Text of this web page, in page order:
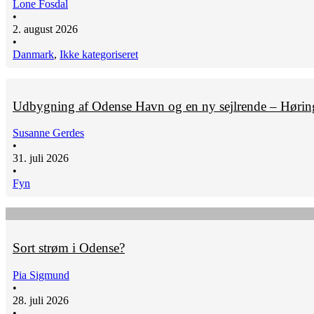
Lone Fosdal
•
2. august 2026
•
Danmark, Ikke kategoriseret
Udbygning af Odense Havn og en ny sejlrende –
Susanne Gerdes
•
31. juli 2026
•
Fyn
Sort strøm i Odense?
Pia Sigmund
•
28. juli 2026